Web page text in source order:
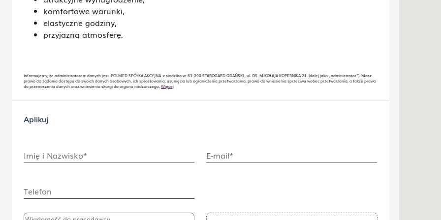
komfortowe warunki,
elastyczne godziny,
przyjazną atmosferę.
Informujemy, że administratorem danych jest POLMED SPÓŁKA AKCYJNA z siedzibą w 83-200 STAROGARD GDAŃSKI , ul. OS. MIKOŁAJA KOPERNIKA 21 (dalej jako „administrator”). Masz
prawo do żądania dostępu do swoich danych osobowych, ich sprostowania, usunięcia lub ograniczenia przetwarzania, prawo do wniesienia sprzeciwu wobec przetwarzania, a także prawo
do przenoszenia danych oraz wniesienia skargi do organu nadzorczego. Więcej
Aplikuj
Imię i Nazwisko* E-mail*
Telefon